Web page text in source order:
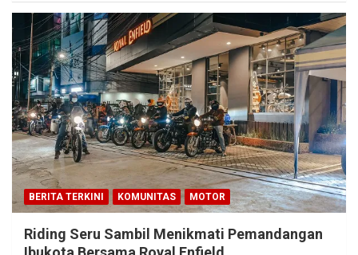
BERITA TERKINI KOMUNITAS MOTOR
Riding Seru Sambil Menikmati Pemandangan